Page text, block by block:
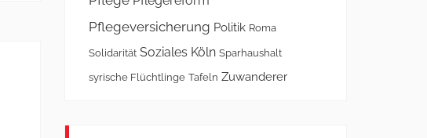
Pflegeversicherung Politik Roma
Solidarität Soziales Köln Sparhaushalt
syrische Flüchtlinge Tafeln Zuwanderer